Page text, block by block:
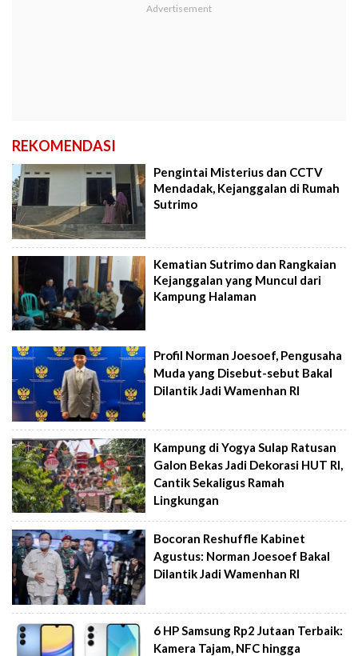
REKOMENDASI
Pengintai Misterius dan CCTV
Mendadak, Kejanggalan di Rumah
Sutrimo
Kematian Sutrimo dan Rangkaian
Kejanggalan yang Muncul dari
Kampung Halaman
Profil Norman Joesoef, Pengusaha
Muda yang Disebut-sebut Bakal
Dilantik Jadi Wamenhan RI
Kampung di Yogya Sulap Ratusan
Galon Bekas Jadi Dekorasi HUT RI,
Cantik Sekaligus Ramah
Lingkungan
Bocoran Reshuffle Kabinet
Agustus: Norman Joesoef Bakal
Dilantik Jadi Wamenhan RI
6 HP Samsung Rp2 Jutaan Terbaik:
Kamera Tajam, NFC hingga